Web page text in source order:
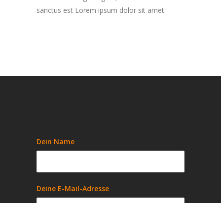
sanctus est Lorem ipsum dolor sit amet.
Dein Name
Deine E-Mail-Adresse